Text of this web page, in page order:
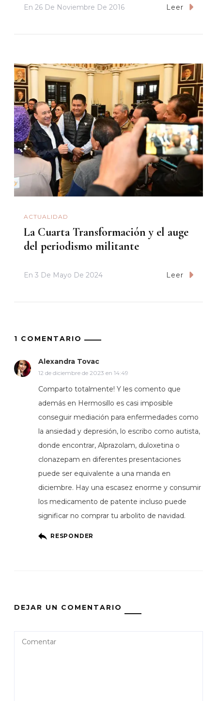
En 26 De Noviembre De 2016 Leer
ACTUALIDAD
La Cuarta Transformación y el auge
del periodismo militante
En 3 De Mayo De 2024 Leer
1 COMENTARIO
Alexandra Tovac
12 de diciembre de 2023 en 14:49
Comparto totalmente! Y les comento que
además en Hermosillo es casi imposible
conseguir mediación para enfermedades como
la ansiedad y depresión, lo escribo como autista,
donde encontrar, Alprazolam, duloxetina o
clonazepam en diferentes presentaciones
puede ser equivalente a una manda en
diciembre. Hay una escasez enorme y consumir
los medicamento de patente incluso puede
significar no comprar tu arbolito de navidad.
RESPONDER
DEJAR UN COMENTARIO